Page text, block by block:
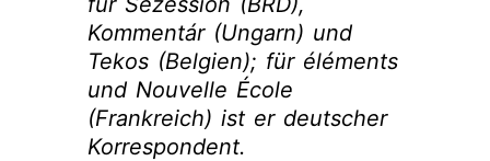
Kommentár (Ungarn) und
Tekos (Belgien); für éléments
und Nouvelle École
(Frankreich) ist er deutscher
Korrespondent.